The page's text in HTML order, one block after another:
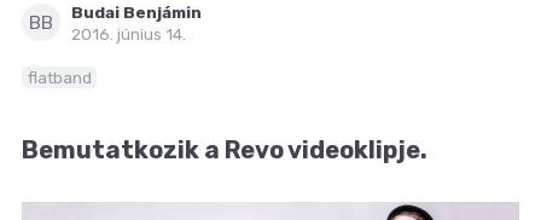
MÁSVILÁG
BB
Budai Benjámin
2016. június 14.
flatband
Bemutatkozik a Revo videoklipje.